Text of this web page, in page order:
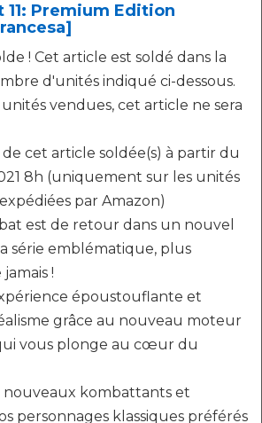
11: Premium Edition
! Cet article est soldé dans la
d'unités indiqué ci-dessous.
unités vendues, cet article ne sera
cet article soldée(s) à partir du
8h (uniquement sur les unités
par Amazon)
est de retour dans un nouvel
série emblématique, plus
!
époustouflante et
grâce au nouveau moteur
vous plonge au cœur du
nouveaux kombattants et
personnages klassiques préférés